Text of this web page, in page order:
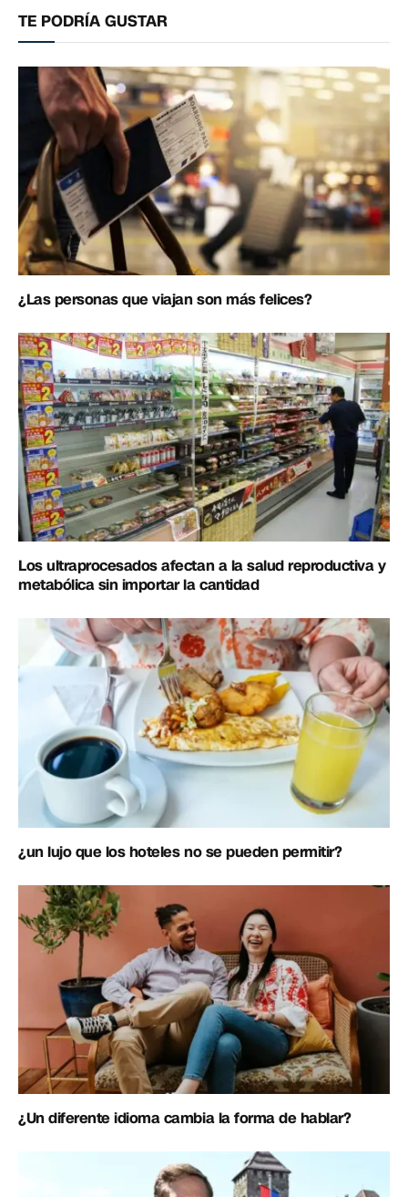
TE PODRÍA GUSTAR
¿Las personas que viajan son más felices?
Los ultraprocesados afectan a la salud reproductiva y
metabólica sin importar la cantidad
¿un lujo que los hoteles no se pueden permitir?
¿Un diferente idioma cambia la forma de hablar?